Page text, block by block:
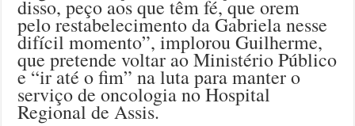
disso, peço aos que têm fé, que orem
pelo restabelecimento da Gabriela nesse
difícil momento”, implorou Guilherme,
que pretende voltar ao Ministério Público
e “ir até o fim” na luta para manter o
serviço de oncologia no Hospital
Regional de Assis.